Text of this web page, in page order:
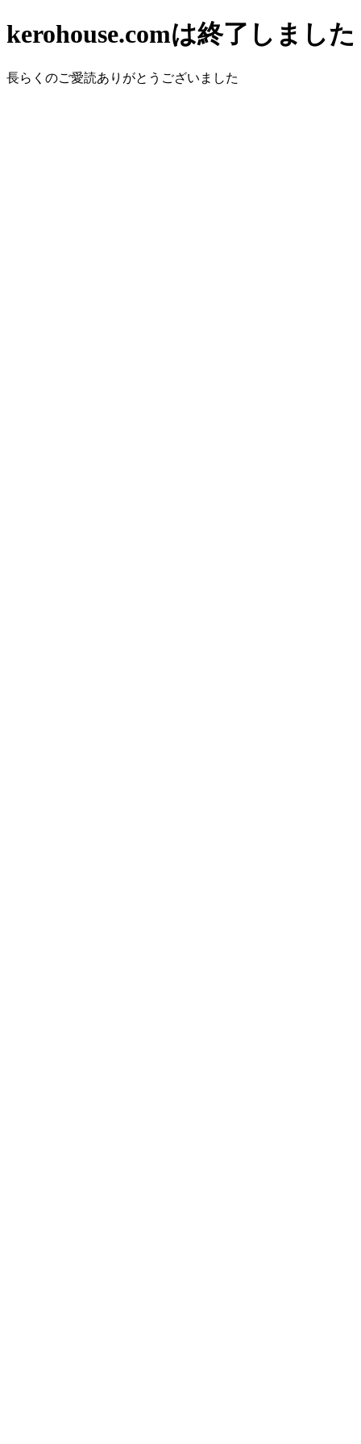
kerohouse.comは終了しました
長らくのご愛読ありがとうございました